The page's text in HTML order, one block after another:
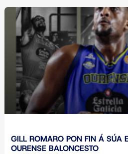
GILL ROMARO PON FIN Á SÚA
OURENSE BALONCESTO